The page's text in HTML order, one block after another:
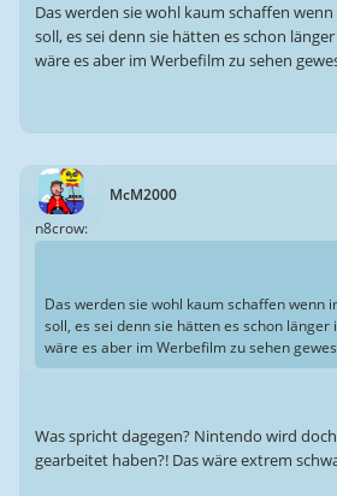
Das werden sie wohl kaum schaffen wenn
soll, es sei denn sie hätten es schon
wäre es aber im Werbefilm zu sehen
McM2000
n8crow:
Das werden sie wohl kaum schaffen wenn
soll, es sei denn sie hätten es schon länger
wäre es aber im Werbefilm zu sehen
Was spricht dagegen? Nintendo wird
gearbeitet haben?! Das wäre extrem